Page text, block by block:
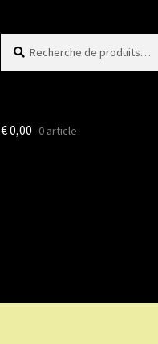
pour :
€0,00 0 article